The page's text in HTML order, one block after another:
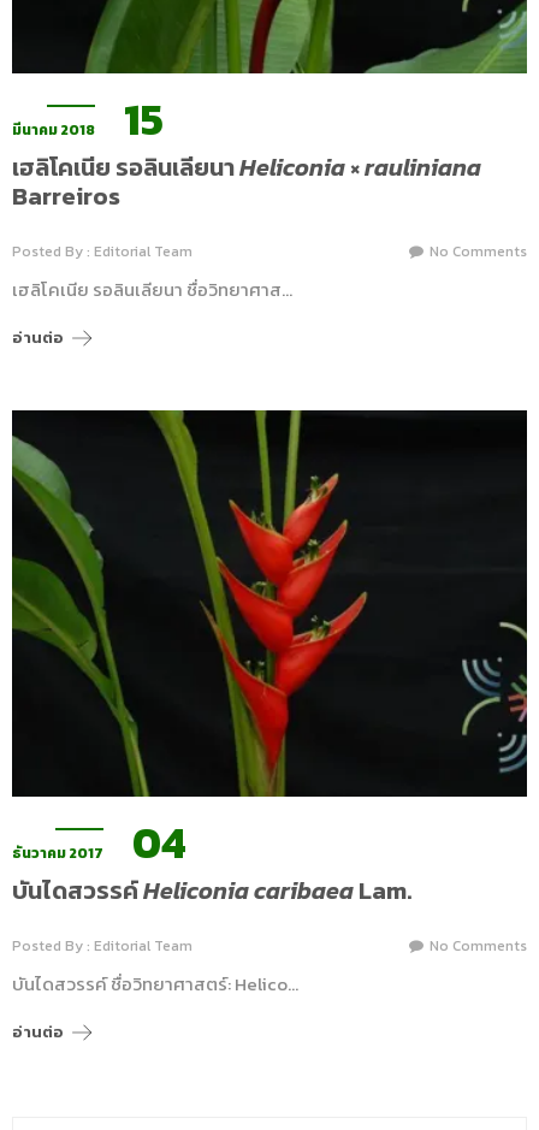
มีนาคม 2018 15
เฮลิโคเนีย รอลินเลียนาHeliconia×rauliniana
Barreiros
Posted By : Editorial Team No Comments
เฮลิโคเนีย รอลินเลียนา ชื่อวิทยาศาส…
อ่านต่อ
ธันวาคม 2017 04
บันไดสวรรค์Heliconia caribaeaLam.
Posted By : Editorial Team No Comments
บันไดสวรรค์ ชื่อวิทยาศาสตร์: Helico…
อ่านต่อ